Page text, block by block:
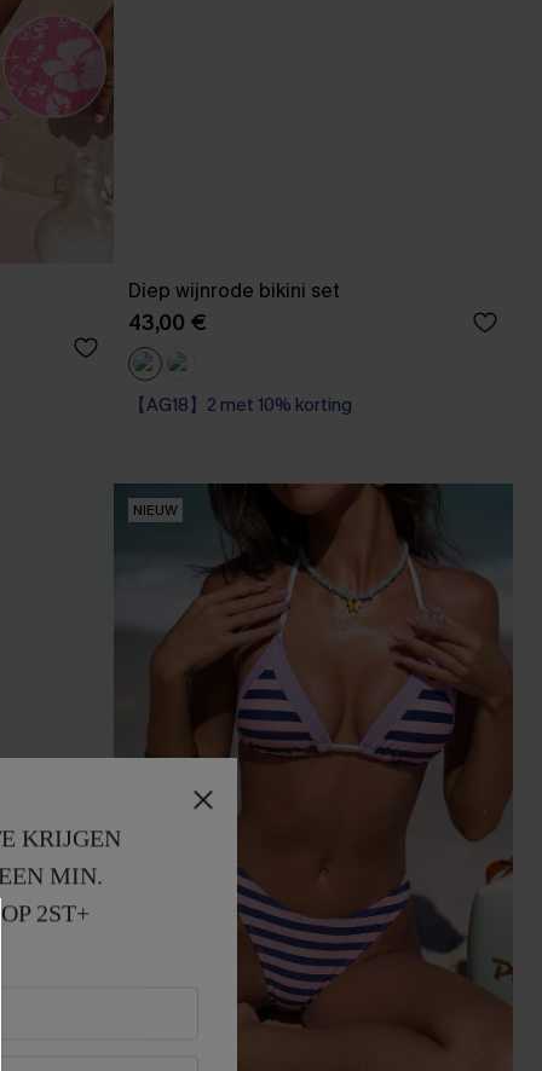
Diep wijnrode bikini set
43,00 €
【AG18】2 met 10% korting
NIEUW
KRIJGEN
MIN.
2ST+